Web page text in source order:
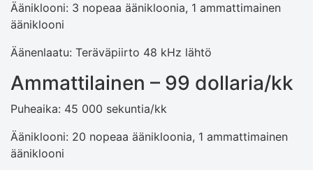
Ääniklooni: 3 nopeaa äänikloonia, 1 ammattimainen
ääniklooni
Äänenlaatu: Teräväpiirto 48 kHz lähtö
Ammattilainen – 99 dollaria/kk
Puheaika: 45 000 sekuntia/kk
Ääniklooni: 20 nopeaa äänikloonia, 1 ammattimainen
ääniklooni